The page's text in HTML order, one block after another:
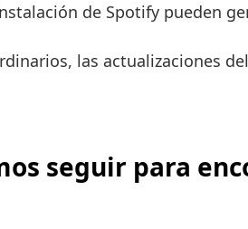
de Spotify pueden
las actualizaciones
seguir para